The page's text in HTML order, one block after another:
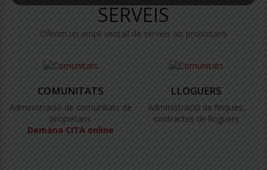
SERVEIS
Oferim un ampli ventall de serveis als propietaris
COMUNITATS
Administració de comunitats de
propietaris
Demana CITA online
LLOGUERS
Administració de finques,
contractes de lloguers